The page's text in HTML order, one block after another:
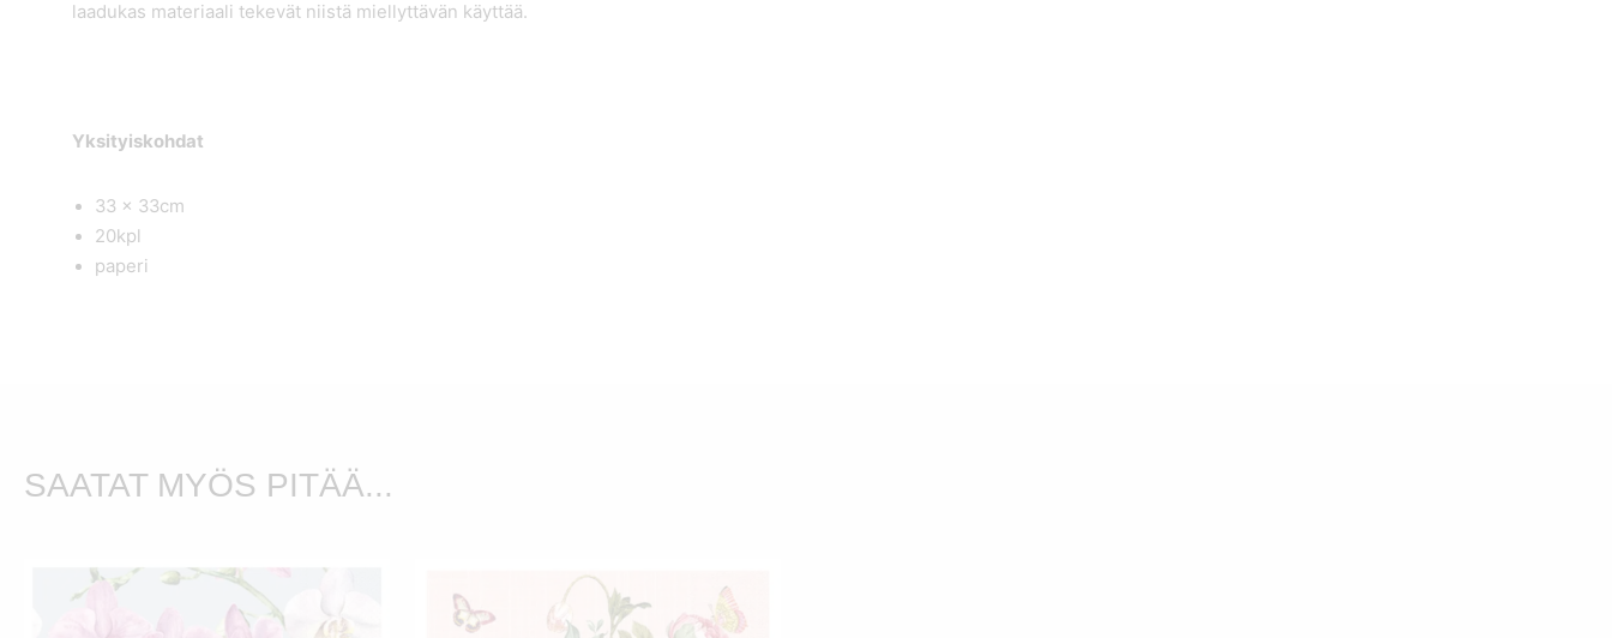
laadukas materiaali tekevät niistä miellyttävän käyttää.
Yksityiskohdat
33 x 33cm
20kpl
paperi
SAATAT MYÖS PITÄÄ...